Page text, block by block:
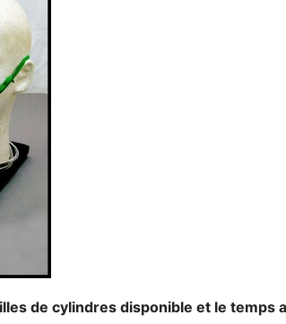
de cylindres disponible et le temps